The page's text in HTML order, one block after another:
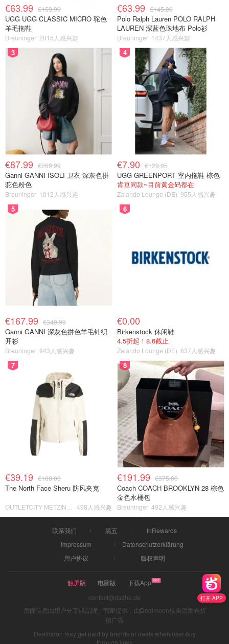
打开 APP
€63.99 €159.99
UGG UGG CLASSIC MICRO 驼色
羊毛拖鞋
Breuninger 2015人感兴趣
€63.99 €145.00
Polo Ralph Lauren POLO RALPH
LAUREN 深蓝色珠地布 Polo衫
Breuninger 1437人感兴趣
3
€87.99 €269.99
Ganni GANNI ISOLI 卫衣 深灰色拼
驼色粉色
Breuninger 1012人感兴趣
4
€7.90 €129.95
UGG GREENPORT 室内拖鞋 棕色
肯豆同款~目前黄金码都在
Zalando Lounge (DE) 955人感兴趣
5
€167.99 €349.99
Ganni GANNI 深灰色拼色羊毛针织
开衫
Breuninger 943人感兴趣
6
€0.00
Birkenstock 休闲鞋
4.5折起！8.6截止
Zalando Lounge (DE) 637人感兴趣
7
€39.19 €100.00
The North Face Sheru 防风夹克
498人感兴趣
8
€191.99 €375.00
Coach COACH BROOKLYN 28 棕色
金色水桶包
Breuninger 492人感兴趣
联系我们 黑五
InRewards
Impressum
Datenschutzerklärung
用户协议
版权声明
触屏版 电脑版
下载App
contact@dazhe.de
页面信息由用户分享或品牌、商家提供，由Dealmoon核实后发布折
扣广告
Dealmoon may get paid by brands or deals when user buy
through links